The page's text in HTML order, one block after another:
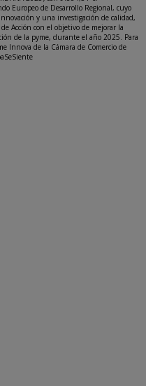
Europeo de Desarrollo Regional, cuyo
y una investigación de calidad,
Acción con el objetivo de mejorar la
de la pyme, durante el año 2025. Para
Innova de la Cámara de Comercio de